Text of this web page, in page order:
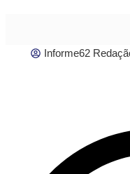
Informe62